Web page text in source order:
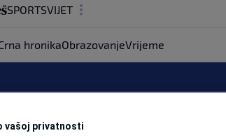
SPORTSVIJET
ZDRAVLJE
SHOWBIZ
hronikaObrazovanjeVrijeme
u Skupštini
vašoj privatnosti